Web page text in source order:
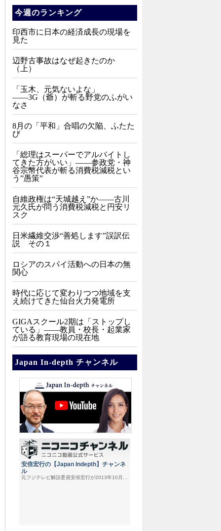
今週のランキング
印西市に日本の経済成長の現場を
見た
辺野古事故はなぜ起きたのか
（上）
「玉木、元気ないよな」
――3G（爺）が斬る野党のふがい
なさ
8月の「平和」合唱の欠陥、ふたた
び
「総理はスーパーでアルバイトし
てきた方がいい」――参政党・神
谷宗幣代表が斬る消費税減税とい
う”愚策”
自維政権は“天城越え”か――古川
元久氏が問う消費税減税と円安リ
スク
日米繊維交渉“善処します”誤訳伝
説 その１
ロシアのスパイ活動への日本の無
関心
時代に応じて変わりつつ地域を支
え続けてきた仙台火力発電所
GIGAスクール2期は「ストップし
ている」——教員・校長・起業家
が語る教育現場の現在地
Japan In-depth チャンネル